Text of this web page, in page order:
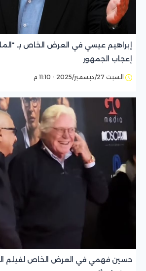
إبراهيم عيسي في العرض الخاص بـ
إعجاب الجمهور
السبت 27/ديسمبر/2025 - 11:10 م
حسين فهمي في العرض الخاص لفيلم